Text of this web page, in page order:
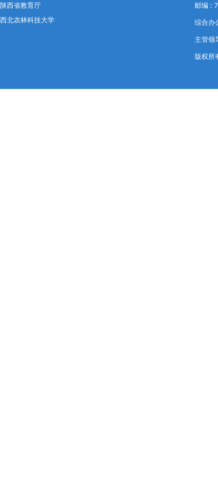
陕西省教育厅
西北农林科技大学
邮编 :
综合办
主管
版权